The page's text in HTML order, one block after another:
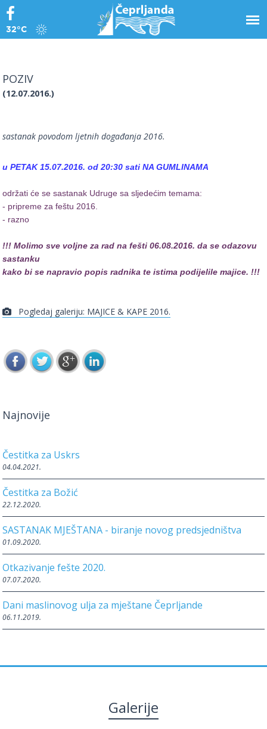
32°C
POZIV
(12.07.2016.)
sastanak povodom ljetnih događanja 2016.
u PETAK 15.07.2016. od 20:30 sati NA GUMLINAMA
održati će se sastanak Udruge sa sljedećim temama:
- pripreme za feštu 2016.
- razno
!!! Molimo sve voljne za rad na fešti 06.08.2016. da se odazovu
sastanku
kako bi se napravio popis radnika te istima podijelile majice. !!!
Pogledaj galeriju: MAJICE & KAPE 2016.
Najnovije
Čestitka za Uskrs
04.04.2021.
Čestitka za Božić
22.12.2020.
SASTANAK MJEŠTANA - biranje novog predsjedništva
01.09.2020.
Otkazivanje fešte 2020.
07.07.2020.
Dani maslinovog ulja za mještane Čeprljande
06.11.2019.
Galerije